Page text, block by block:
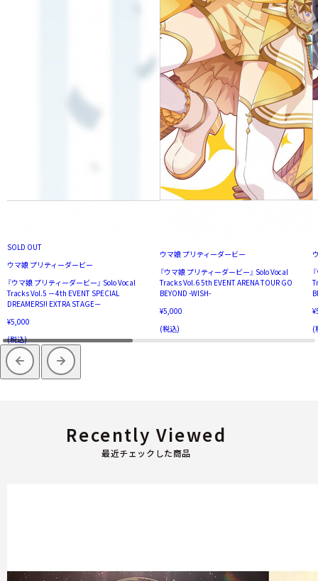
SOLD OUT
ウマ娘 プリティーダービー
『ウマ娘 プリティーダービー』 Solo Vocal
Tracks Vol.5 －4th EVENT SPECIAL
DREAMERS!! EXTRA STAGE－
¥5,000
(税込)
ウマ娘 プリティーダービー
『ウマ娘 プリティーダービー』 Solo Vocal
Tracks Vol.6 5th EVENT ARENA TOUR GO
BEYOND -WISH-
¥5,000
(税込)
(
最近チェックした商品
Recently Viewed